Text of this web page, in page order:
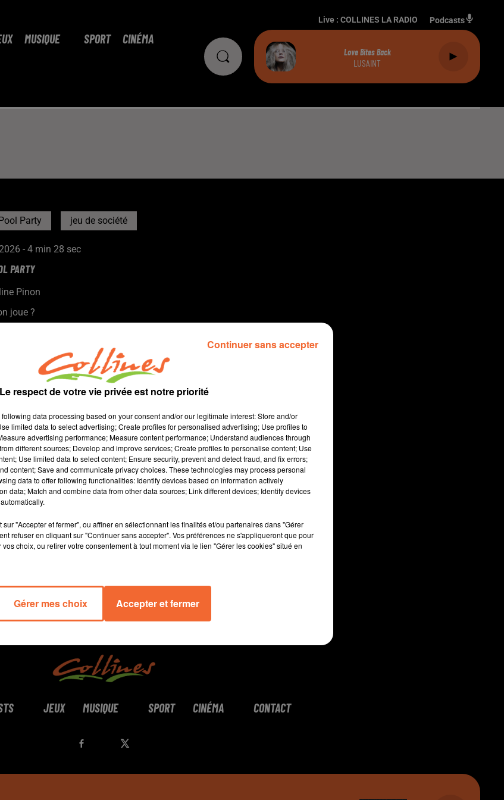
MUSIQUE SPORT CINÉMA
Live : COLLINES LA RADIO Podcasts
Love Bites Back
LUSAINT
Party jeu de société
- 4 min 28 sec
PARTY
Pinon
joue ?
Sébastien Marot, qui
le magasin "5 de Pique"
et Jacqueline,
un jeu.
4 min 28 sec
JEUX MUSIQUE SPORT CINÉMA CONTACT
Le respect de votre vie privée est notre priorité
following data processing based on your consent and/or our legitimate interest: Store and/or
limited data to select advertising; Create profiles for personalised advertising; Use profiles to
advertising performance; Measure content performance; Understand audiences through
different sources; Develop and improve services; Create profiles to personalise content; Use
Use limited data to select content; Ensure security, prevent and detect fraud, and fix errors;
content; Save and communicate privacy choices. These technologies may process personal
data to offer following functionalities: Identify devices based on information actively
data; Match and combine data from other data sources; Link different devices; Identify devices
"Accepter et fermer", ou affiner en sélectionnant les finalités et/ou partenaires dans "Gérer
refuser en cliquant sur "Continuer sans accepter". Vos préférences ne s'appliqueront que pour
choix, ou retirer votre consentement à tout moment via le lien "Gérer les cookies" situé en
Gérer mes choix Accepter et fermer
Continuer sans accepter